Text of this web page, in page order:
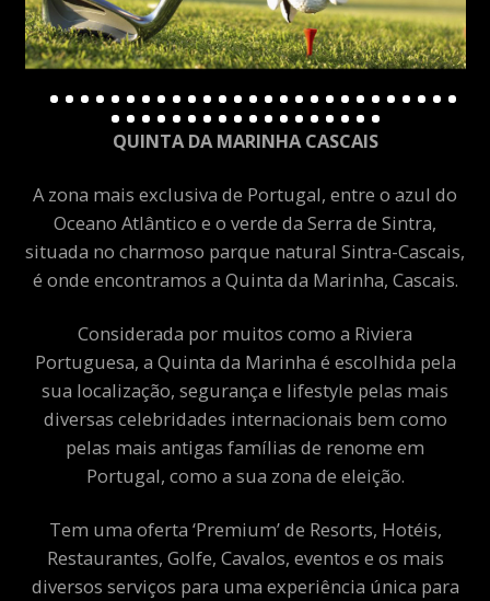
QUINTA DA MARINHA CASCAIS
A zona mais exclusiva de Portugal, entre o azul do
Oceano Atlântico e o verde da Serra de Sintra,
situada no charmoso parque natural Sintra-Cascais,
é onde encontramos a Quinta da Marinha, Cascais.
Considerada por muitos como a Riviera
Portuguesa, a Quinta da Marinha é escolhida pela
sua localização, segurança e lifestyle pelas mais
diversas celebridades internacionais bem como
pelas mais antigas famílias de renome em
Portugal, como a sua zona de eleição.
Tem uma oferta ‘Premium’ de Resorts, Hotéis,
Restaurantes, Golfe, Cavalos, eventos e os mais
diversos serviços para uma experiência única para